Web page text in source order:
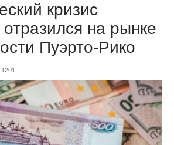
кризис
отразился на рынке
Пуэрто-Рико
1201